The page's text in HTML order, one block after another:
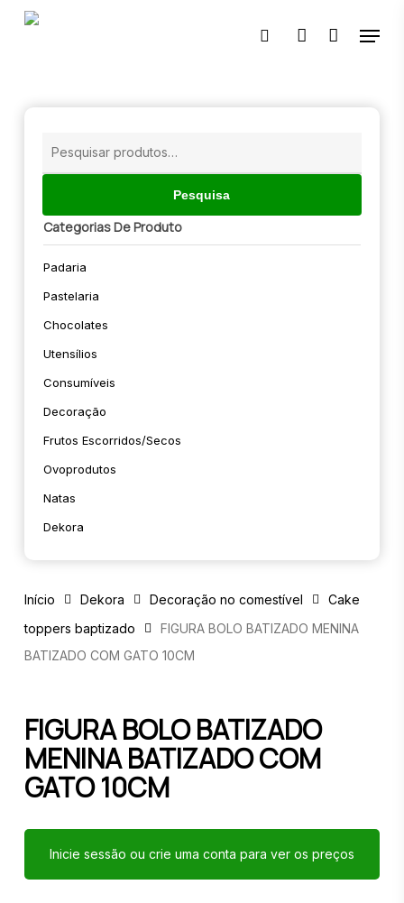
Skip
🔍
pesquisaraccount
Menu
Pesquisa
Categorias De Produto
Padaria
Pastelaria
Chocolates
Utensílios
Consumíveis
Decoração
Frutos Escorridos/secos
Ovoprodutos
Natas
Dekora
Início Dekora Decoração no comestível
Cake
toppers baptizado
FIGURA BOLO BATIZADO MENINA
BATIZADO COM GATO 10CM
FIGURA BOLO BATIZADO
MENINA BATIZADO COM
GATO 10CM
Inicie sessão ou crie uma conta para ver os preços